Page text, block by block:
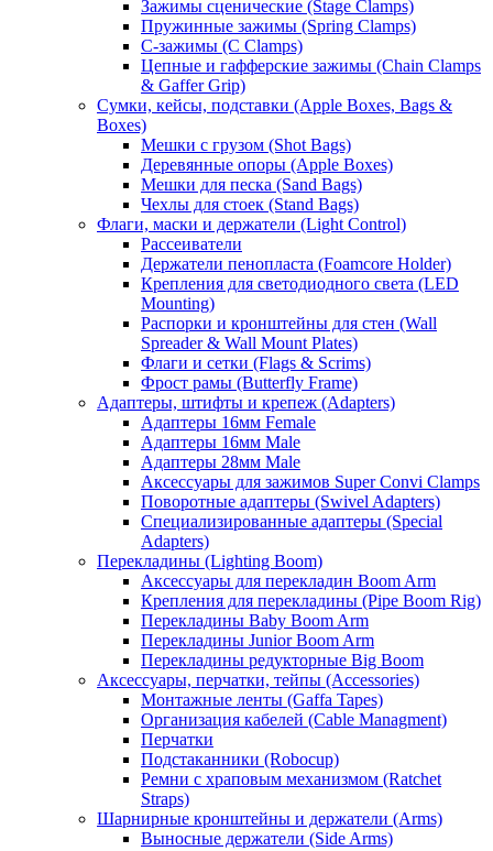
Зажимы сценические (Stage Clamps)
Пружинные зажимы (Spring Clamps)
С-зажимы (C Clamps)
Цепные и гафферские зажимы (Chain Clamps
& Gaffer Grip)
Сумки, кейсы, подставки (Apple Boxes, Bags &
Boxes)
Мешки с грузом (Shot Bags)
Деревянные опоры (Apple Boxes)
Мешки для песка (Sand Bags)
Чехлы для стоек (Stand Bags)
Флаги, маски и держатели (Light Control)
Рассеиватели
Держатели пенопласта (Foamcore Holder)
Крепления для светодиодного света (LED
Mounting)
Распорки и кронштейны для стен (Wall
Spreader & Wall Mount Plates)
Флаги и сетки (Flags & Scrims)
Фрост рамы (Butterfly Frame)
Адаптеры, штифты и крепеж (Adapters)
Адаптеры 16мм Female
Адаптеры 16мм Male
Адаптеры 28мм Male
Аксессуары для зажимов Super Convi Clamps
Поворотные адаптеры (Swivel Adapters)
Специализированные адаптеры (Special
Adapters)
Перекладины (Lighting Boom)
Аксессуары для перекладин Boom Arm
Крепления для перекладины (Pipe Boom Rig)
Перекладины Baby Boom Arm
Перекладины Junior Boom Arm
Перекладины редукторные Big Boom
Аксессуары, перчатки, тейпы (Accessories)
Монтажные ленты (Gaffa Tapes)
Организация кабелей (Cable Managment)
Перчатки
Подстаканники (Robocup)
Ремни с храповым механизмом (Ratchet
Straps)
Шарнирные кронштейны и держатели (Arms)
Выносные держатели (Side Arms)